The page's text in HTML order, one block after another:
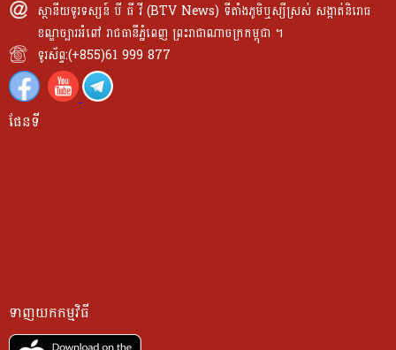
ការច្បាប់របស់យើងត្រូវឆ្លើយតបទៅនឹងពិពិធភាពនៃតម្រូវការសេដ្ឋកិច្ចរបស់សង្គមនីមួយៗ
ក្របខ័ណ្ឌទាំងនេះត្រូវតែការពារសិទ្ធិមូលដ្ឋាន ធានាបាននូវការប្រើប្រាស់ AI ប្រកបដោយ
ក្រមសីលធម៌ និងពង្រឹងទំនុកចិត្តសាធារណៈ តែក៏មិនបង្កជាឧសគ្គដល់ស្មារតីនៃនវា
វត្តន៍បច្ចេកវិទ្យានោះទេ។សម្ដេចធិបតី ហ៊ុន ម៉ាណែត បានបញ្ជាក់ថា ក្នុងនាមជាប្រទេស
មួយក្នុងចំណោមប្រទេសហត្ថលេខីដំបូងលើកិច្ចព្រមព្រៀងស្ដីពី ការបង្កើតអង្គការសហ
ប្រតិបត្តិការបញ្ញាសិប្បនិម្មិតពិភពលោក កម្ពុជាត្រៀមខ្លួនរួចជាស្រេច ក្នុងការបន្តកិច្ច
អភិវឌ្ឍរបស់យើងប៉ុណ្ណោះទេ ប៉ុន្ដែថែមទាំងបង្ហាញពីជំនឿយ៉ាងមុតមាំរបស់យើងថា
អនាគតរបស់បច្ចេកវិទ្យា AI សកល ចាំបាច់ត្រូវរក្សាឱ្យបាននូវភាពបើកចំហ និង
បរិយាបន្ន ព្រមទាំងត្រូវផ្ដល់អត្ថប្រយោជន៍ដល់ប្រទេសទាំងអស់នៅលើពិភពលោក។ទី១
កម្ពុជា ប្រកាន់ខ្ជាប់យ៉ាងម៉ឺងម៉ាត់នូវការគោរពអធ្យាក្រឹត្យភាពប្រកបដោយបរិយាបន្ន
ជាជាងក្លាយជាចំណុចប្រេះឆានៃបែកបាក់ផ្នែកភូមិសាស្រ្ដនយោបាយ កម្ពុជាគាំទ្រយ៉ាង
សកម្ម ចំពោះនិម្មាបនកម្មបើកចំហ និងពហុភាគីនិយម ដែលអនុញ្ញាតឱ្យគ្រប់បណ្ដា
អេកូឡូស៊ីនវានុវត្តន៍ក្នុងស្រុកឱ្យកាន់តែរស់រវើក និងការបើកឱកាសថ្មីៗ សម្រាប់កំណើន
សេដ្ឋកិច្ច។ទី៣ ដើម្បីកំណត់អាទិភាពជាតិសម្រាប់អភិបាលកិច្ច AI កម្ពុជានឹងអនុម័តជា
ស្ថានីយទូរទស្សន៍ បី ធី វី (BTV News) ទីតាំងភូមិឬស្សីស្រស់ សង្កាត់និរោធ
ខណ្ឌច្បារអំពៅ រាជធានីភ្នំពេញ ព្រះរាជាណាចក្រកម្ពុជា ។
ទូរស័ព្ទ:(+855)61 999 877
ផែនទី
ទាញយកកម្មវិធី